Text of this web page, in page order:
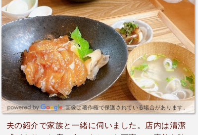
閉まるので、テイクアウトのみ6時くらいまで受
け付けてもらえると晩酌の時間にも合わせられま
す。冷めても美味しく、最高のつまみです。この
チキン南蛮専門店にしても、やっていけると思い
ます。提供時間が15分〜30分かかるので、電話で
のテイクアウト受け付けをしていただけると、あ
りがたいです。
画像は著作権で保護されている場合があります。
夫の紹介で家族と一緒に伺いました。店内は清潔